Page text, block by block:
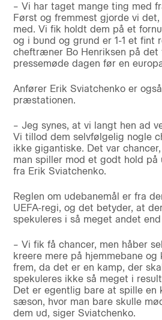
– Vi har taget mange ting med
Først og fremmest gjorde vi
med. Vi fik holdt dem på et
og i bund og grund er 1-1 et fint
cheftræner Bo Henriksen på det
pressemøde dagen før en
Anfører Erik Sviatchenko er
præstationen.
– Jeg synes, at vi langt hen ad
Vi tillod dem selvfølgelig nogle
ikke gigantiske. Det var
man spiller mod et godt hold på
fra Erik Sviatchenko.
Reglen om udebanemål er fra
UEFA-regi, og det betyder, at
spekuleres i så meget andet
– Vi fik få chancer, men håber
kreere mere på hjemmebane
frem, da det er en kamp, der
spekuleres ikke så meget i
Det er egentlig bare at spille en
sæson, hvor man bare skulle
dem ud, siger Sviatchenko.